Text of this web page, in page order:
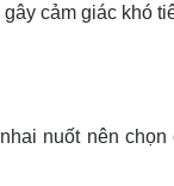
cảm giác khó
nuốt nên